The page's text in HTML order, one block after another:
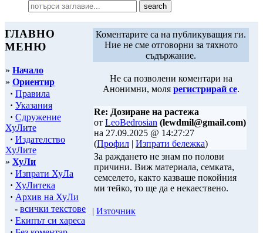
ГЛАВНО
МЕНЮ
» Начало
» Ориентир
· Правила
· Указания
· Сдружение
ХуЛите
· Издателство
ХуЛите
» ХуЛи
· Изпрати ХуЛа
· ХуЛитека
· Архив на ХуЛи
- всички текстове
· Екипът си хареса
Коментарите са на публикуващия ги.
Ние не сме отговорни за тяхното
съдържание.
Не са позволени коментари на
Анонимни, моля регистрирай се.
Re: Дозиране на растежа
от LeoBedrosian (lewdmil@gmail.com)
на 27.09.2025 @ 14:27:27
(Профил | Изпрати бележка)
За раждането не знам по полови
причини. Виж материала, семката,
семселето, както казваше покойния
ми тейко, то ще да е некаествено.
| Източник